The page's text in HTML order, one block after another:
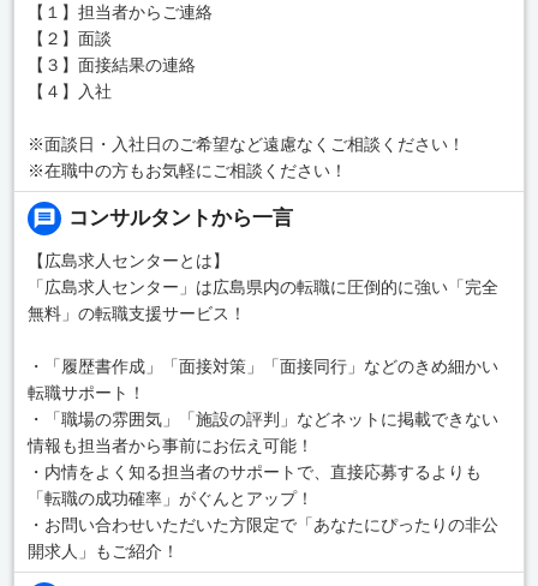
【１】担当者からご連絡
【２】面談
【３】面接結果の連絡
【４】入社
※面談日・入社日のご希望など遠慮なくご相談ください！
※在職中の方もお気軽にご相談ください！
コンサルタントから一言
【広島求人センターとは】
「広島求人センター」は広島県内の転職に圧倒的に強い「完全
無料」の転職支援サービス！
・「履歴書作成」「面接対策」「面接同行」などのきめ細かい
転職サポート！
・「職場の雰囲気」「施設の評判」などネットに掲載できない
情報も担当者から事前にお伝え可能！
・内情をよく知る担当者のサポートで、直接応募するよりも
「転職の成功確率」がぐんとアップ！
・お問い合わせいただいた方限定で「あなたにぴったりの非公
開求人」もご紹介！